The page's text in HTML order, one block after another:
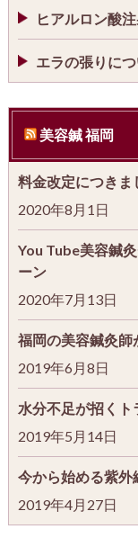
ヒアルロン酸
エラの張りに
美容鍼 福岡
料金改定につきま
2020年8月1日
You Tube美容鍼
ーン
2020年7月13日
福岡の美容鍼灸師
2019年6月8日
水分不足が招くト
2019年5月14日
今から始める紫外
2019年4月27日